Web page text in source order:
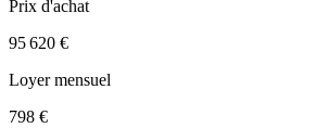
Prix d'achat
95 620 €
Loyer mensuel
798 €